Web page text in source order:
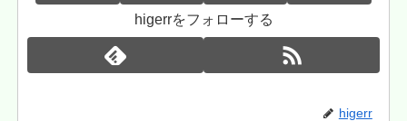
higerrをフォローする
higerr